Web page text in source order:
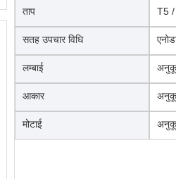
ताप T5
सतह उपचार विधि
लम्बाई
आकार
मोटाई